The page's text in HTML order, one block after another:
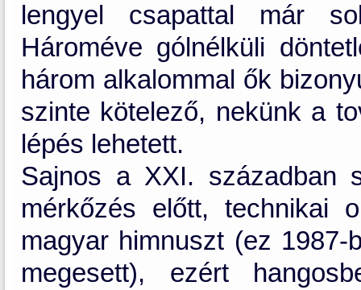
lengyel csapattal már
Hároméve gólnélküli
három alkalommal ők
szinte kötelező, nekünk a
lépés lehetett.
Sajnos a XXI. században
mérkőzés előtt, technikai
magyar himnuszt (ez
megesett), ezért